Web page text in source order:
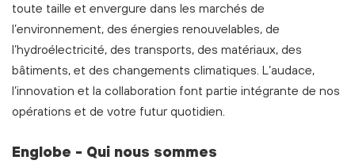
toute taille et envergure dans les marchés de
l’environnement, des énergies renouvelables, de
l’hydroélectricité, des transports, des matériaux, des
bâtiments, et des changements climatiques. L’audace,
l’innovation et la collaboration font partie intégrante de nos
opérations et de votre futur quotidien.
Englobe - Qui nous sommes